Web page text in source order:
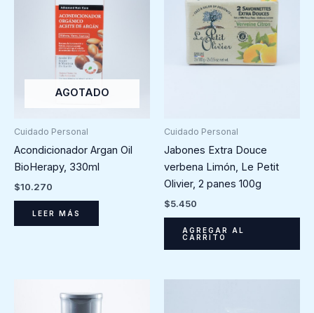
AGOTADO
Cuidado Personal
Acondicionador Argan Oil
BioHerapy, 330ml
$10.270
LEER MÁS
Cuidado Personal
Jabones Extra Douce
verbena Limón, Le Petit
Olivier, 2 panes 100g
$5.450
AGREGAR AL
CARRITO